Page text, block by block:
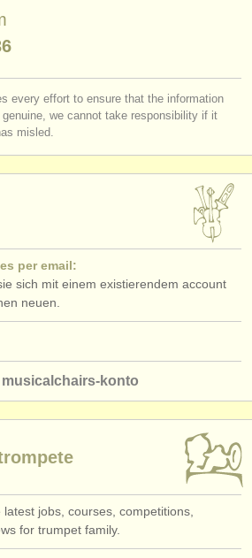
klassischen musik
every effort to ensure that the information
we cannot take responsibility if it
misled.
per email:
sich mit einem existierendem account
neuen.
konto
jobs, courses, competitions,
for trumpet family.